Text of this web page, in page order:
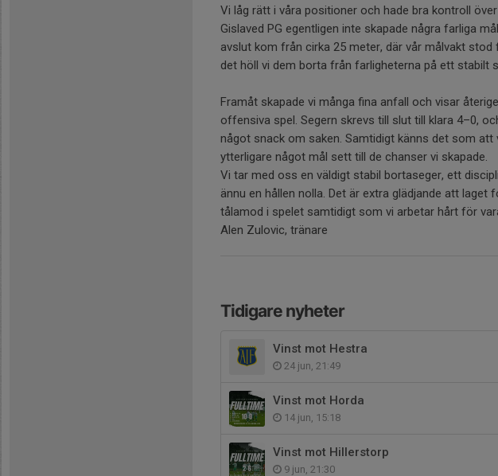
Vi låg rätt i våra positioner och hade bra kontroll
Gislaved PG egentligen inte skapade några farliga
avslut kom från cirka 25 meter, där vår målvakt stod
det höll vi dem borta från farligheterna på ett stabilt
Framåt skapade vi många fina anfall och visar
offensiva spel. Segern skrevs till slut till klara 4–0,
något snack om saken. Samtidigt känns det som att
ytterligare något mål sett till de chanser vi skapade.
Vi tar med oss en väldigt stabil bortaseger, ett
ännu en hållen nolla. Det är extra glädjande att
tålamod i spelet samtidigt som vi arbetar hårt för
Alen Zulovic, tränare
Tidigare nyheter
Vinst mot Hestra
24 jun, 21:49
Vinst mot Horda
14 jun, 15:18
Vinst mot Hillerstorp
9 jun, 21:30